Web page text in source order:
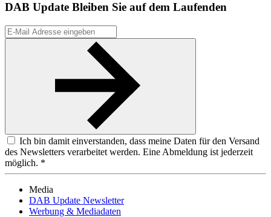
DAB Update Bleiben Sie auf dem Laufenden
Ich bin damit einverstanden, dass meine Daten für den Versand
des Newsletters verarbeitet werden. Eine Abmeldung ist jederzeit
möglich. *
Media
DAB Update Newsletter
Werbung & Mediadaten